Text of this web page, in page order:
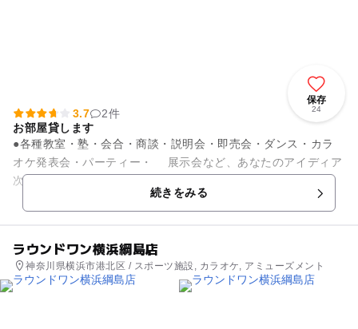
保存
24
3.7
2件
お部屋貸します
●各種教室・塾・会合・商談・説明会・即売会・ダンス・カラ
オケ発表会・パーティー・ 展示会など、あなたのアイディア
次第で様々な用途にご利用出来るお部屋を御用意します。 ●音
続きをみる
ラウンドワン横浜綱島店
神奈川県横浜市港北区 / スポーツ施設, カラオケ, アミューズメント